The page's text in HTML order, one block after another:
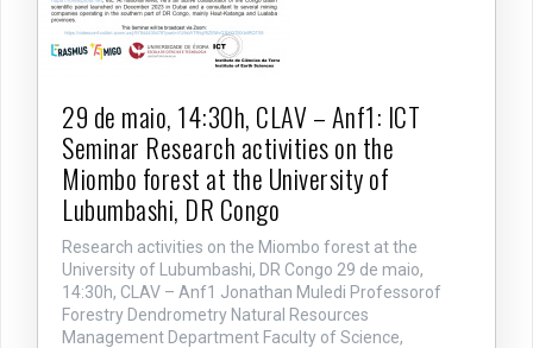
29 de maio, 14:30h, CLAV – Anf1: ICT
Seminar Research activities on the
Miombo forest at the University of
Lubumbashi, DR Congo
Research activities on the Miombo forest at the
University of Lubumbashi, DR Congo 29 de maio,
14:30h, CLAV – Anf1 Jonathan Muledi Professorof
Forestry Dendrometry Natural Resources
Management Department Faculty of Science,